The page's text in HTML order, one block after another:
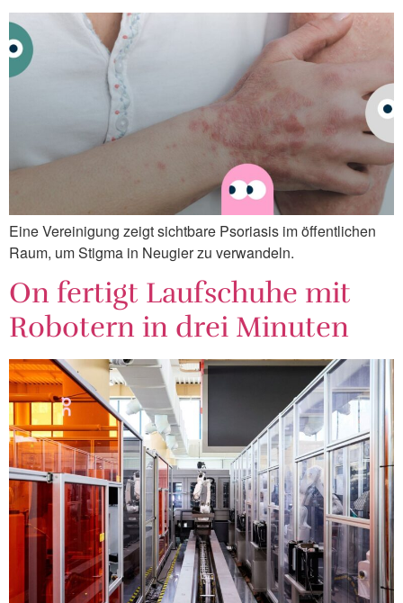
Eine Vereinigung zeigt sichtbare Psoriasis im öffentlichen
Raum, um Stigma in Neugier zu verwandeln.
On fertigt Laufschuhe mit
Robotern in drei Minuten